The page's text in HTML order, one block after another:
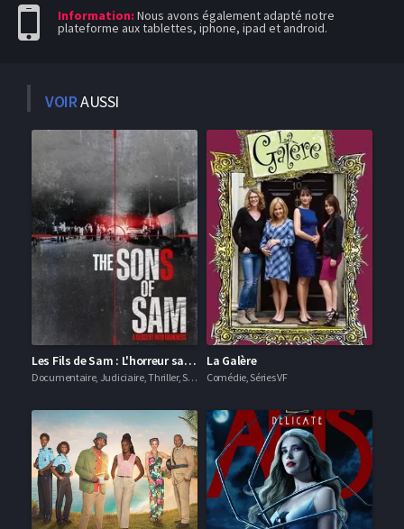
Information: Nous avons également adapté notre
plateforme aux tablettes, iphone, ipad et android.
VOIRAUSSI
Les Fils de Sam : L'horreur sans fin
Documentaire, Judiciaire, Thriller, Séries VF
La Galère
Comédie, Séries VF